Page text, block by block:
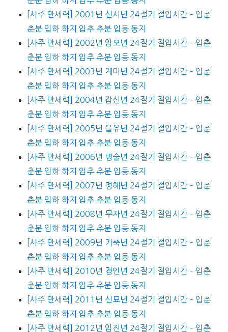
[사주 만세력] 2001년 신사년 24절기 절입시간 – 입춘
춘분 입하 하지 입추 추분 입동 동지
[사주 만세력] 2002년 임오년 24절기 절입시간 – 입춘
춘분 입하 하지 입추 추분 입동 동지
[사주 만세력] 2003년 계미년 24절기 절입시간 – 입춘
춘분 입하 하지 입추 추분 입동 동지
[사주 만세력] 2004년 갑신년 24절기 절입시간 – 입춘
춘분 입하 하지 입추 추분 입동 동지
[사주 만세력] 2005년 을유년 24절기 절입시간 – 입춘
춘분 입하 하지 입추 추분 입동 동지
[사주 만세력] 2006년 병술년 24절기 절입시간 – 입춘
춘분 입하 하지 입추 추분 입동 동지
[사주 만세력] 2007년 정해년 24절기 절입시간 – 입춘
춘분 입하 하지 입추 추분 입동 동지
[사주 만세력] 2008년 무자년 24절기 절입시간 – 입춘
춘분 입하 하지 입추 추분 입동 동지
[사주 만세력] 2009년 기축년 24절기 절입시간 – 입춘
춘분 입하 하지 입추 추분 입동 동지
[사주 만세력] 2010년 경인년 24절기 절입시간 – 입춘
춘분 입하 하지 입추 추분 입동 동지
[사주 만세력] 2011년 신묘년 24절기 절입시간 – 입춘
춘분 입하 하지 입추 추분 입동 동지
[사주 만세력] 2012년 임진년 24절기 절입시간 – 입춘